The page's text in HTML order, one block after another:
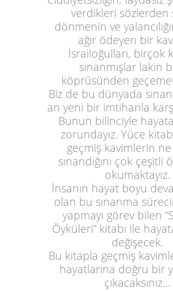
verdikleri sözlerden
dönmenin ve
ağır ödeyen bir
İsrailoğulları, birçok
sınanmışlar lakin
köprüsünden
Biz de bu dünyada
an yeni bir imtihanla karşı
Bunun bilinciyle
zorundayız. Yüce
geçmiş kavimlerin
sınandığını çok çeşitli
okumaktayız.
İnsanın hayat boyu
olan bu sınanma
yapmayı görev bilen
Öyküleri” kitabı ile
değişecek.
Bu kitapla geçmiş
hayatlarına doğru bir
çıkacaksınız…